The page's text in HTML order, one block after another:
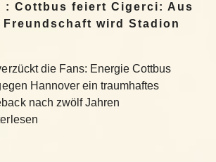
: Cottbus feiert Cigerci: Aus
wird Stadion
die Fans: Energie Cottbus
Hannover ein traumhaftes
nach zwölf Jahren